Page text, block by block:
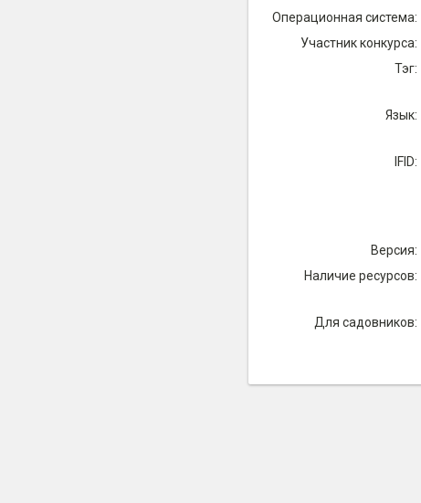
Операционная система:
Участник конкурса:
Тэг:
Язык:
IFID:
Версия:
Наличие ресурсов:
Для садовников: